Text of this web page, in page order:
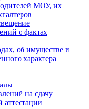
МОУ, их
о фактах
об имуществе и
характера
на сдачу
аттестации